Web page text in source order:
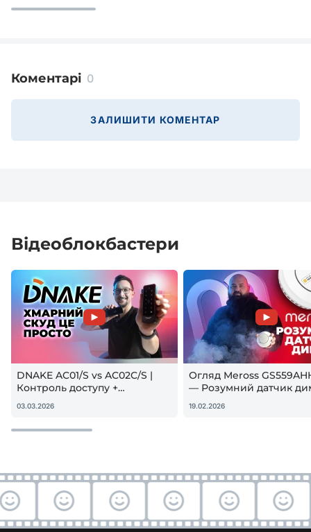
Коментарі 0
ЗАЛИШИТИ КОМЕНТАР
Відеоблокбастери
DNAKE AC01/S vs AC02C/S |
Контроль доступу +
гостьовий QR — реальна
03.03.2026
Огляд Meross
— Розумний датчик
Apple HomeKit! Чи
19.02.2026